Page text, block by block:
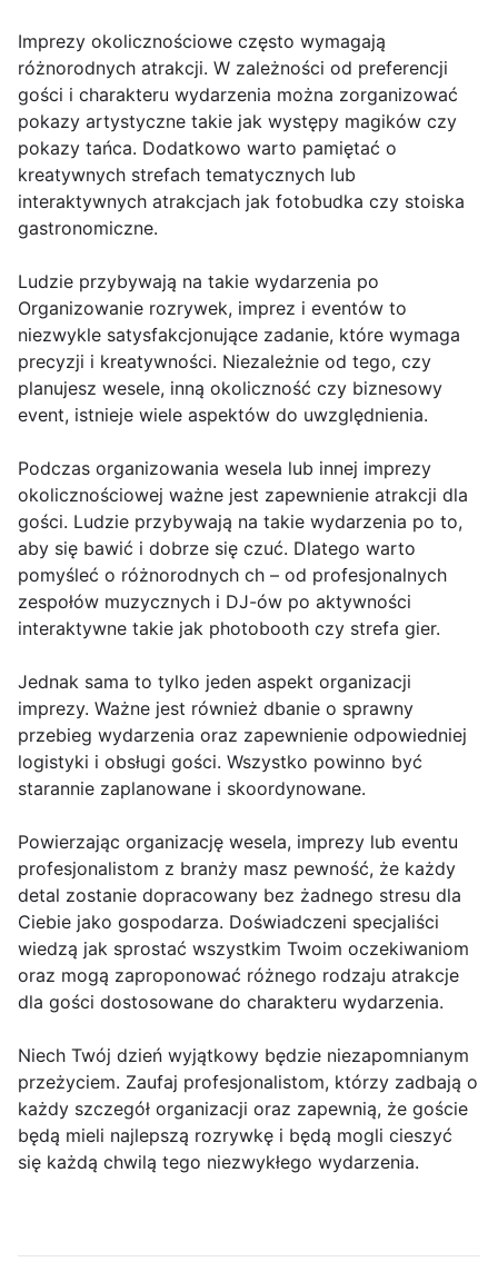
Imprezy okolicznościowe często wymagają
różnorodnych atrakcji. W zależności od preferencji
gości i charakteru wydarzenia można zorganizować
pokazy artystyczne takie jak występy magików czy
pokazy tańca. Dodatkowo warto pamiętać o
kreatywnych strefach tematycznych lub
interaktywnych atrakcjach jak fotobudka czy stoiska
gastronomiczne.
Ludzie przybywają na takie wydarzenia po
Organizowanie rozrywek, imprez i eventów to
niezwykle satysfakcjonujące zadanie, które wymaga
precyzji i kreatywności. Niezależnie od tego, czy
planujesz wesele, inną okoliczność czy biznesowy
event, istnieje wiele aspektów do uwzględnienia.
Podczas organizowania wesela lub innej imprezy
okolicznościowej ważne jest zapewnienie atrakcji dla
gości. Ludzie przybywają na takie wydarzenia po to,
aby się bawić i dobrze się czuć. Dlatego warto
pomyśleć o różnorodnych ch – od profesjonalnych
zespołów muzycznych i DJ-ów po aktywności
interaktywne takie jak photobooth czy strefa gier.
Jednak sama to tylko jeden aspekt organizacji
imprezy. Ważne jest również dbanie o sprawny
przebieg wydarzenia oraz zapewnienie odpowiedniej
logistyki i obsługi gości. Wszystko powinno być
starannie zaplanowane i skoordynowane.
Powierzając organizację wesela, imprezy lub eventu
profesjonalistom z branży masz pewność, że każdy
detal zostanie dopracowany bez żadnego stresu dla
Ciebie jako gospodarza. Doświadczeni specjaliści
wiedzą jak sprostać wszystkim Twoim oczekiwaniom
oraz mogą zaproponować różnego rodzaju atrakcje
dla gości dostosowane do charakteru wydarzenia.
Niech Twój dzień wyjątkowy będzie niezapomnianym
przeżyciem. Zaufaj profesjonalistom, którzy zadbają o
każdy szczegół organizacji oraz zapewnią, że goście
będą mieli najlepszą rozrywkę i będą mogli cieszyć
się każdą chwilą tego niezwykłego wydarzenia.